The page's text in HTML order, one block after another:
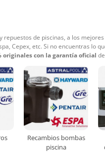
repuestos de piscinas, a los
Cepex, etc. Si no encuentras lo
originales con la garantía oficial
Recambios bombas
piscina